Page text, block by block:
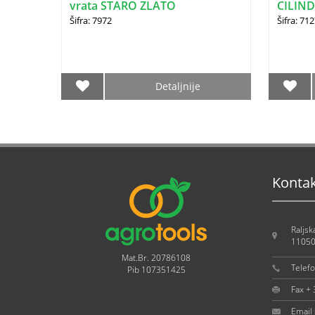
vrata STARO ZLATO
Šifra: 7972
Detaljnije
Šifra:
Mat.Br. 20786108
Pib 107351425
Fax +